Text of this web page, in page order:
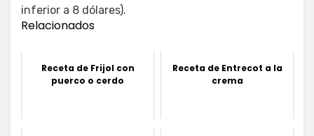
inferior a 8 dólares).
Relacionados
Receta de Frijol con
puerco o cerdo
Receta de Entrecot a la
crema